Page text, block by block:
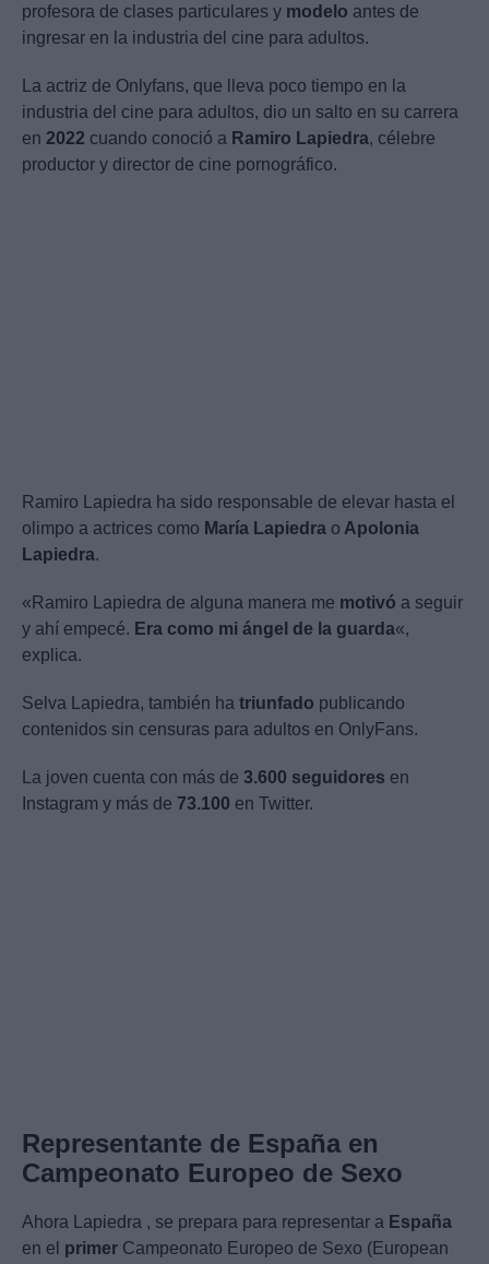
profesora de clases particulares y modelo antes de
ingresar en la industria del cine para adultos.
La actriz de Onlyfans, que lleva poco tiempo en la
industria del cine para adultos, dio un salto en su carrera
en 2022 cuando conoció a Ramiro Lapiedra, célebre
productor y director de cine pornográfico.
Ramiro Lapiedra ha sido responsable de elevar hasta el
olimpo a actrices como María Lapiedra o Apolonia
Lapiedra.
«Ramiro Lapiedra de alguna manera me motivó a seguir
y ahí empecé. Era como mi ángel de la guarda«,
explica.
Selva Lapiedra, también ha triunfado publicando
contenidos sin censuras para adultos en OnlyFans.
La joven cuenta con más de 3.600 seguidores en
Instagram y más de 73.100 en Twitter.
Representante de España en
Campeonato Europeo de Sexo
Ahora Lapiedra , se prepara para representar a España
en el primer Campeonato Europeo de Sexo (European